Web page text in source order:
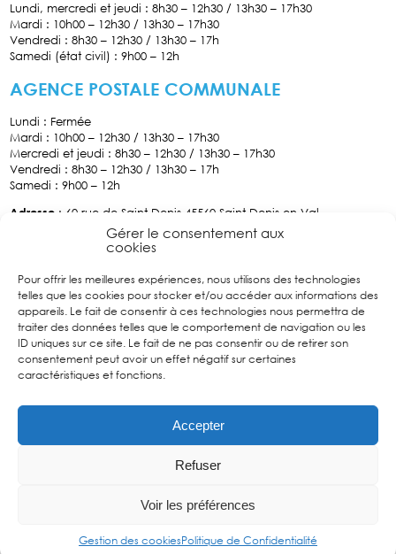
Gérer le consentement aux
cookies
Pour offrir les meilleures expériences, nous utilisons des technologies
telles que les cookies pour stocker et/ou accéder aux informations des
appareils. Le fait de consentir à ces technologies nous permettra de
traiter des données telles que le comportement de navigation ou les
ID uniques sur ce site. Le fait de ne pas consentir ou de retirer son
consentement peut avoir un effet négatif sur certaines
caractéristiques et fonctions.
Accepter
Refuser
Voir les préférences
Gestion des cookiesPolitique de Confidentialité
Lundi, mercredi et jeudi : 8h30 – 12h30 / 13h30 – 17h30
Mardi : 10h00 – 12h30 / 13h30 – 17h30
Vendredi : 8h30 – 12h30 / 13h30 – 17h
Samedi (état civil) : 9h00 – 12h
AGENCE POSTALE COMMUNALE
Lundi : Fermée
Mardi : 10h00 – 12h30 / 13h30 – 17h30
Mercredi et jeudi : 8h30 – 12h30 / 13h30 – 17h30
Vendredi : 8h30 – 12h30 / 13h30 – 17h
Samedi : 9h00 – 12h
Adresse : 60 rue de Saint-Denis 45560 Saint Denis-en-Val
02.38.76.70.34
Facebook
Suivez
nous sur
Facebook
Politique de
Confidentialité